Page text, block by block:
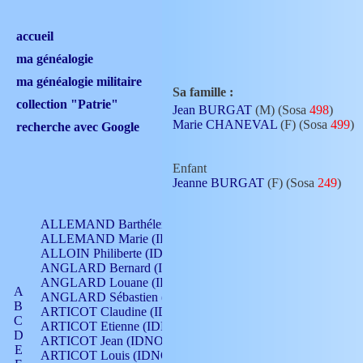
accueil
ma généalogie
ma généalogie militaire
collection "Patrie"
recherche avec Google
A
B
C
D
E
ALLEMAND Barthélemy (IDNO 330)
ALLEMAND Marie (IDNO 165)
ALLOIN Philiberte (IDNO 449)
ANGLARD Bernard (IDNO 4)
ANGLARD Louane (IDNO 4)
ANGLARD Sébastien (IDNO 4)
ARTICOT Claudine (IDNO 105)
ARTICOT Etienne (IDNO 420)
ARTICOT Jean (IDNO 210)
ARTICOT Louis (IDNO 420)
Sa famille :
Jean BURGAT (M) (Sosa 498)
Marie CHANEVAL (F) (Sosa 499)
Enfant
Jeanne BURGAT (F) (Sosa 249)